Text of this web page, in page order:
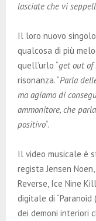
lasciate che vi
Il loro nuovo
qualcosa di più
quell’urlo “get out of
risonanza. “Parla
ma agiamo di
ammonitore, che
positivo“.
Il video musicale è
regista Jensen
Reverse, Ice Nine
digitale di
dei demoni interiori